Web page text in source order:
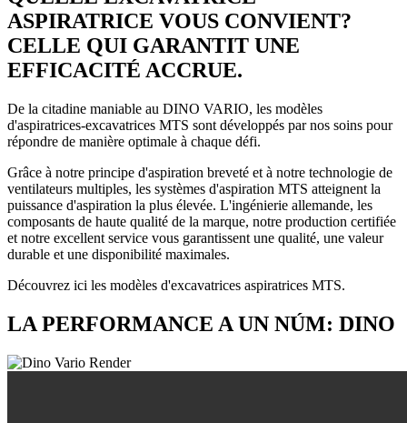
ASPIRATRICE VOUS CONVIENT?
CELLE QUI GARANTIT UNE
EFFICACITÉ ACCRUE.
De la citadine maniable au DINO VARIO, les modèles
d'aspiratrices-excavatrices MTS sont développés par nos soins pour
répondre de manière optimale à chaque défi.
Grâce à notre principe d'aspiration breveté et à notre technologie de
ventilateurs multiples, les systèmes d'aspiration MTS atteignent la
puissance d'aspiration la plus élevée. L'ingénierie allemande, les
composants de haute qualité de la marque, notre production certifiée
et notre excellent service vous garantissent une qualité, une valeur
durable et une disponibilité maximales.
Découvrez ici les modèles d'excavatrices aspiratrices MTS.
LA PERFORMANCE A UN NÚM: DINO